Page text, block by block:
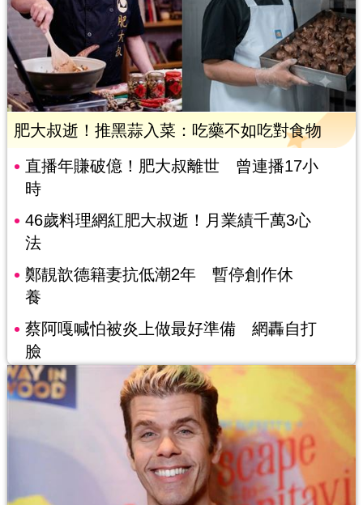
肥大叔逝！推黑蒜入菜：吃藥不如吃對食物
直播年賺破億！肥大叔離世 曾連播17小
時
46歲料理網紅肥大叔逝！月業績千萬3心
法
鄭靚歆德籍妻抗低潮2年 暫停創作休
養
蔡阿嘎喊怕被炎上做最好準備 網轟自打
臉